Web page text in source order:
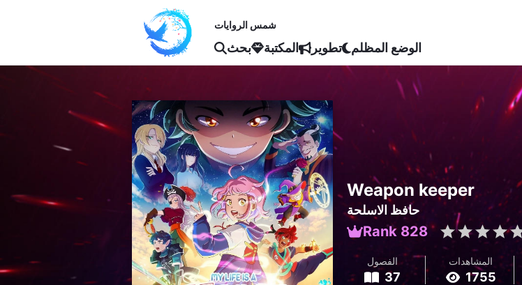
شمس الروايات
بحث المكتبة تطوير الوضع المظلم
Weapon keeper
حافظ الاسلحة
Rank 828
37
الفصول
1755
المشاهدات